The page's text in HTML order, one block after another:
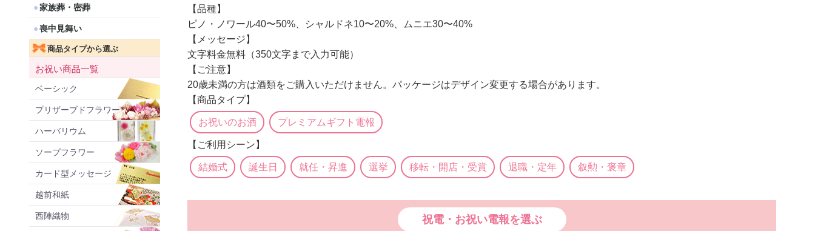
家族葬・密葬
喪中見舞い
商品タイプから選ぶ
お祝い商品一覧
ベーシック
プリザーブドフラワー
ハーバリウム
ソープフラワー
カード型メッセージ
越前和紙
西陣織物
【品種】
ピノ・ノワール40〜50%、シャルドネ10〜20%、ムニエ30〜40%
【メッセージ】
文字料金無料（350文字まで入力可能）
【ご注意】
20歳未満の方は酒類をご購入いただけません。パッケージはデザイン変更する場合があります。
【商品タイプ】
お祝いのお酒 プレミアムギフト電報
【ご利用シーン】
結婚式 誕生日 就任・昇進 選挙 移転・開店・受賞 退職・定年 叙勲・褒章
祝電・お祝い電報を選ぶ